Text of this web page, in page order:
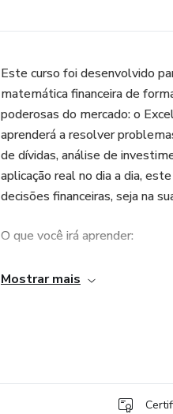
Este curso foi desenvolvido
matemática financeira de
poderosas do mercado: o
aprenderá a resolver
de dívidas, análise de
aplicação real no dia a dia,
decisões financeiras, seja na
O que você irá aprender:
Cálculos de juros simples e
Mostrar mais